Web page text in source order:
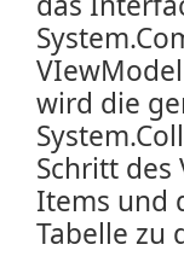
wird die
Schritt des
Items und
Tabelle zu